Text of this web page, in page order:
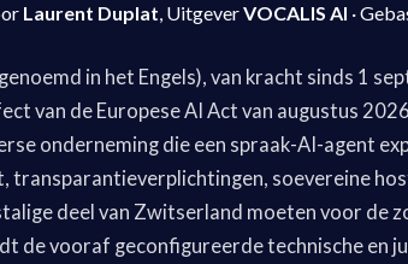
Laurent Duplat, UitgeverVOCALIS AI ·
in het Engels), van kracht sinds 1
van de Europese AI Act van augustus
onderneming die een spraak-AI-agent
transparantieverplichtingen, soevereine
deel van Zwitserland moeten voor de
de vooraf geconfigureerde technische en